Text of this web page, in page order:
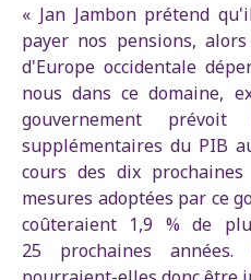
« Jan Jambon prétend
payer nos pensions,
d'Europe occidentale
nous dans ce domaine,
gouvernement
supplémentaires du PIB
cours des dix
mesures adoptées par ce
coûteraient 1,9 % de
25 prochaines années.